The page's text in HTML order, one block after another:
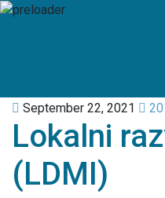
September 22, 2021
Lokalni
(LDMI)